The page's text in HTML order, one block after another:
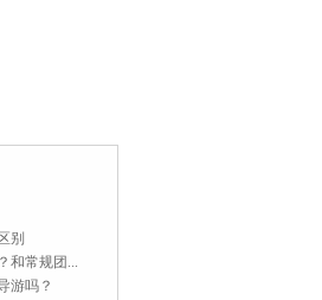
别
和常规团...
游吗？